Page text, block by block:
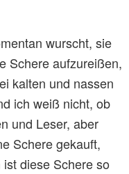
wurscht, sie
Schere aufzureißen,
kalten und nassen
ich weiß nicht, ob
und Leser, aber
Schere gekauft,
diese Schere so